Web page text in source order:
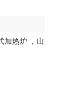
加热炉 ， 山